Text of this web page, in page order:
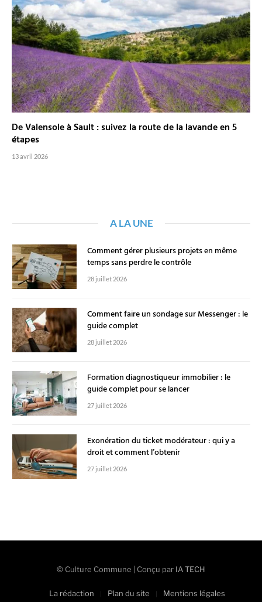
De Valensole à Sault : suivez la route de la lavande en 5
étapes
13 avril 2026
A LA UNE
Comment gérer plusieurs projets en même
temps sans perdre le contrôle
28 juillet 2026
Comment faire un sondage sur Messenger : le
guide complet
28 juillet 2026
Formation diagnostiqueur immobilier : le
guide complet pour se lancer
27 juillet 2026
Exonération du ticket modérateur : qui y a
droit et comment l’obtenir
27 juillet 2026
© Culture Commune | Conçu par IA TECH
La rédaction Plan du site Mentions légales